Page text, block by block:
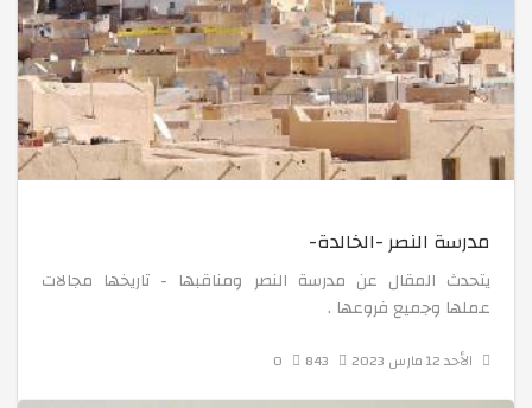
رحلة علمية لطلبة السنة الأولى ثانوي
"دور الأستاذ في تحسين أداء الطالب"
"آليات اختيار التخصص الجامعي المناسب "
حفل تظاهرة يناير
مدرسة النصر -الخالدة-
يتحدث المقال عن مدرسة النصر ومناقبها - تاريخها مجالات
عملها وجميع فروعها .
الأحد 12 مارس 2023